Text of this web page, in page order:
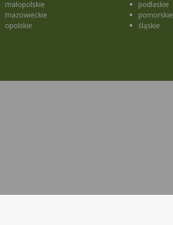
małopolskie
mazowieckie
opolskie
podlaskie
pomorskie
śląskie